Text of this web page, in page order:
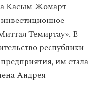
Касым-Жомарт
Темиртау». В
республики
им стала
Андрея